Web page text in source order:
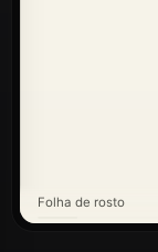
Folha de rosto